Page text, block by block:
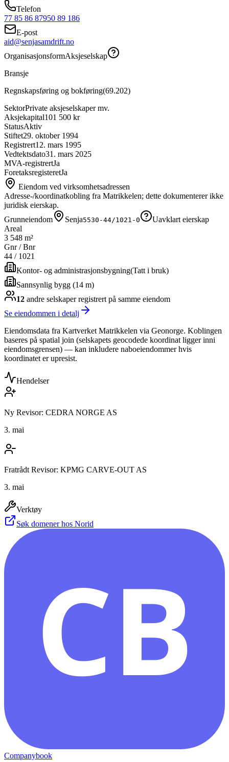
Telefon
77 85 86 87950 89 186
E-post
aid@senjasamdrift.no
OrganisasjonsformAksjeselskap
Bransje
Regnskapsføring og bokføring(69.202)
SektorPrivate aksjeselskaper mv.
Aksjekapital101 500 kr
StatusAktiv
Stiftet29. oktober 1994
Registrert12. mars 1995
Vedtektsdato31. mars 2025
MVA-registrertJa
ForetaksregisteretJa
Eiendom ved virksomhetsadressen
Adresse-/koordinatkobling fra Matrikkelen; dette dokumenterer ikke
juridisk eierskap.
Grunneiendom
Senja5530-44/1021-0
Uavklart eierskap
Areal
3 548 m²
Gnr / Bnr
44 / 1021
Kontor- og administrasjonsbygning(Tatt i bruk)
Sannsynlig bygg (14 m)
12 andre selskaperregistrert på samme eiendom
Se eiendommen i detalj
Eiendomsdata fra Kartverket Matrikkelen via Geonorge. Koblingen
baseres på spatial join (selskapets geocodede koordinat ligger inni
eiendomsgrensen) — kan inkludere naboeiendommer hvis
koordinatet er upresist.
Hendelser
Ny Revisor: CEDRA NORGE AS
3. mai
Fratrådt Revisor: KPMG CARVE-OUT AS
3. mai
Verktøy
Søk domener hos Norid
CB
Companybook